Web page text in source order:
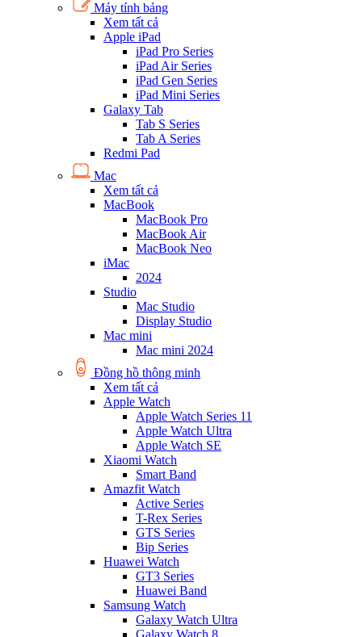
Máy tính bảng
Xem tất cả
Apple iPad
iPad Pro Series
iPad Air Series
iPad Gen Series
iPad Mini Series
Galaxy Tab
Tab S Series
Tab A Series
Redmi Pad
Mac
Xem tất cả
MacBook
MacBook Pro
MacBook Air
MacBook Neo
iMac
2024
Studio
Mac Studio
Display Studio
Mac mini
Mac mini 2024
Đồng hồ thông minh
Xem tất cả
Apple Watch
Apple Watch Series 11
Apple Watch Ultra
Apple Watch SE
Xiaomi Watch
Smart Band
Amazfit Watch
Active Series
T-Rex Series
GTS Series
Bip Series
Huawei Watch
GT3 Series
Huawei Band
Samsung Watch
Galaxy Watch Ultra
Galaxy Watch 8